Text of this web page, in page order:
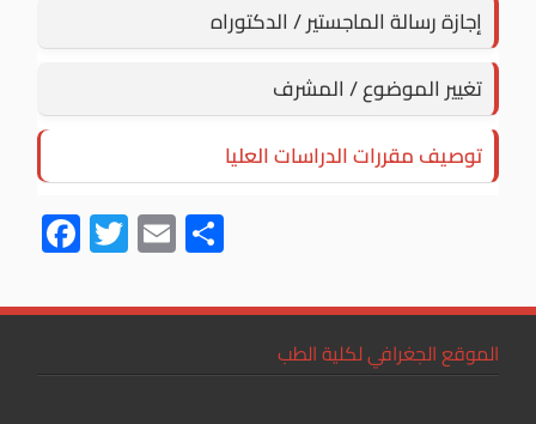
إجازة رسالة الماجستير / الدكتوراه
تغيير الموضوع / المشرف
توصيف مقررات الدراسات العليا
F
ac
e
o
T
wi
tt
E
m
ailar
الموقع الجغرافي لكلية الطب